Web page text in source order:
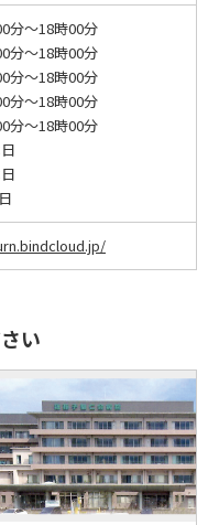
分～18時00分
分～18時00分
分～18時00分
分～18時00分
分～18時00分
い